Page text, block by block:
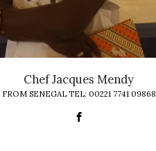
Chef Jacques Mendy
FROM SENEGAL TEL: 00221 7741 09868